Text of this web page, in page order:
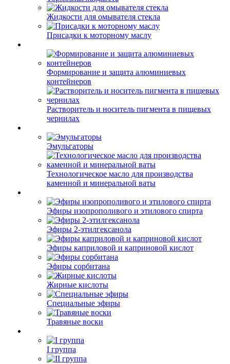
Жидкости для омывателя стекла
Присадки к моторному маслу
Формирование и защита алюминиевых
контейнеров
Растворитель и носитель пигмента в пищевых
чернилах
Эмульгаторы
Технологическое масло для производства
каменной и минеральной ваты
Эфиры изопрополивого и этилового спирта
Эфиры 2-этилгексанола
Эфиры каприловой и каприновой кислот
Эфиры сорбитана
Жирные кислоты
Специальные эфиры
Травяные воски
I группа